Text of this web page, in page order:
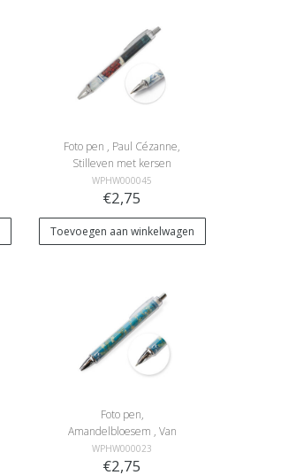
Foto pen , Paul Cézanne,
Stilleven met kersen
WPHW000045
€2,75
Toevoegen aan winkelwagen
Foto pen,
Amandelbloesem , Van
Gogh
WPHW000023
€2,75